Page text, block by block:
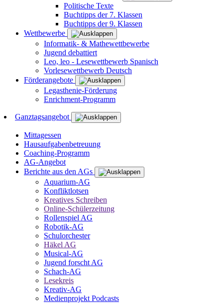
Politische Texte
Buchtipps der 7. Klassen
Buchtipps der 9. Klassen
Wettbewerbe
Informatik- & Mathewettbewerbe
Jugend debattiert
Leo, leo - Lesewettbewerb Spanisch
Vorlesewettbewerb Deutsch
Förderangebote
Legasthenie-Förderung
Enrichment-Programm
Ganztagsangebot
Mittagessen
Hausaufgabenbetreuung
Coaching-Programm
AG-Angebot
Berichte aus den AGs
Aquarium-AG
Konfliktlotsen
Kreatives Schreiben
Online-Schülerzeitung
Rollenspiel AG
Robotik-AG
Schulorchester
Häkel AG
Musical-AG
Jugend forscht AG
Schach-AG
Lesekreis
Kreativ-AG
Medienprojekt Podcasts